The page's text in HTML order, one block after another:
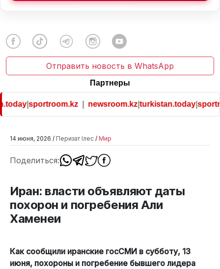
Отправить новость в WhatsApp
Партнеры
|sportroom.kz| newsroom.kz|turkistan.today|
14 июня, 2026 / Перизат Ілес / Мир
Поделиться:
Иран: власти объявляют даты
похорон и погребения Али
Хаменеи
Как сообщили иранские госСМИ в субботу, 13
июня, похороны и погребение бывшего лидера